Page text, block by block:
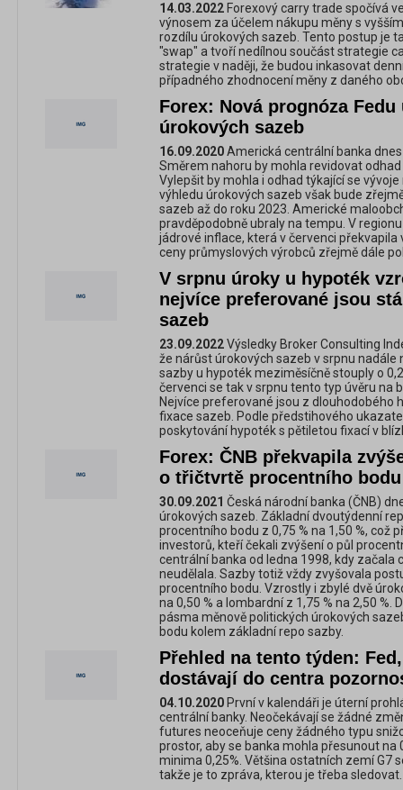
14.03.2022 Forexový carry trade spočívá
výnosem za účelem nákupu měny s
rozdílu úrokových sazeb. Tento postup je
"swap" a tvoří nedílnou součást strategie
strategie v naději, že budou inkasovat
případného zhodnocení měny z daného
Forex: Nová prognóza
úrokových sazeb
16.09.2020Americká centrální banka
Směrem nahoru by mohla revidovat
Vylepšit by mohla i odhad týkající se
výhledu úrokových sazeb však bude
sazeb až do roku 2023. Americké
pravděpodobně ubraly na tempu. V
jádrové inflace, která v červenci
ceny průmyslových výrobců zřejmě dále
V srpnu úroky u hypoték
nejvíce preferované jsou
sazeb
23.09.2022Výsledky Broker Consulting
že nárůst úrokových sazeb v srpnu nadále
sazby u hypoték meziměsíčně stouply o
červenci se tak v srpnu tento typ úvěru na
Nejvíce preferované jsou z dlouhodobého
fixace sazeb. Podle předstihového
poskytování hypoték s pětiletou fixací v
Forex: ČNB překvapila
o třičtvrtě procentního bodu
30.09.2021 Česká národní banka (ČNB)
úrokových sazeb. Základní dvoutýdenní
procentního bodu z 0,75 % na 1,50 %, což
investorů, kteří čekali zvýšení o půl
centrální banka od ledna 1998, kdy začala
neudělala. Sazby totiž vždy zvyšovala
procentního bodu. Vzrostly i zbylé dvě
na 0,50 % a lombardní z 1,75 % na 2,50
pásma měnově politických úrokových
bodu kolem základní repo sazby.
Přehled na tento týden:
dostávají do centra
04.10.2020 První v kalendáři je úterní
centrální banky. Neočekávají se žádné
futures neoceňuje ceny žádného typu
prostor, aby se banka mohla přesunout na
minima 0,25%. Většina ostatních zemí G7
takže je to zpráva, kterou je třeba sledovat.